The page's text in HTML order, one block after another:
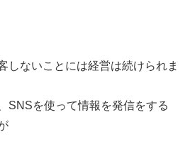
しないことには経営は続けられま
SNSを使って情報を発信をする